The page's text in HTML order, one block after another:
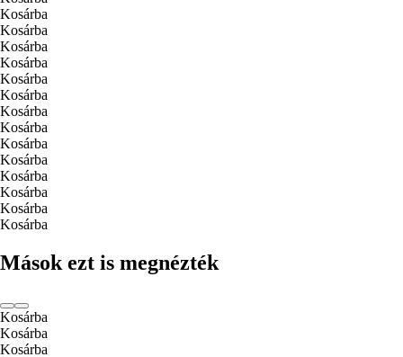
Kosárba
Kosárba
Kosárba
Kosárba
Kosárba
Kosárba
Kosárba
Kosárba
Kosárba
Kosárba
Kosárba
Kosárba
Kosárba
Kosárba
Mások ezt is megnézték
Kosárba
Kosárba
Kosárba